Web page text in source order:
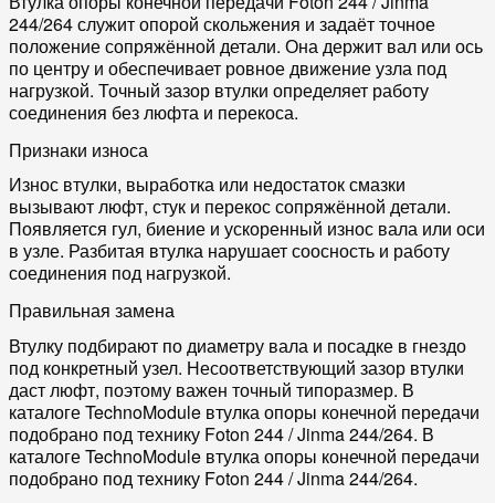
244/264 служит опорой скольжения и задаёт точное
положение сопряжённой детали. Она держит вал или ось
по центру и обеспечивает ровное движение узла под
нагрузкой. Точный зазор втулки определяет работу
соединения без люфта и перекоса.
Признаки износа
Износ втулки, выработка или недостаток смазки
вызывают люфт, стук и перекос сопряжённой детали.
Появляется гул, биение и ускоренный износ вала или оси
в узле. Разбитая втулка нарушает соосность и работу
соединения под нагрузкой.
Правильная замена
Втулку подбирают по диаметру вала и посадке в гнездо
под конкретный узел. Несоответствующий зазор втулки
даст люфт, поэтому важен точный типоразмер. В
каталоге TechnoModule втулка опоры конечной передачи
подобрано под технику Foton 244 / Jinma 244/264. В
каталоге TechnoModule втулка опоры конечной передачи
подобрано под технику Foton 244 / Jinma 244/264.